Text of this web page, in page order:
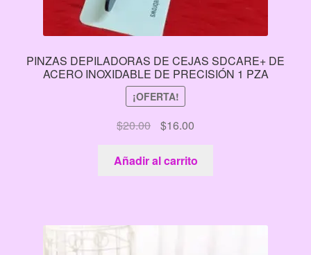
PINZAS DEPILADORAS DE CEJAS SDCARE+ DE
ACERO INOXIDABLE DE PRECISIÓN 1 PZA
¡OFERTA!
$20.00
El
precio
original
era:
$16.00El
precio
actual
es:
Añadir al carrito